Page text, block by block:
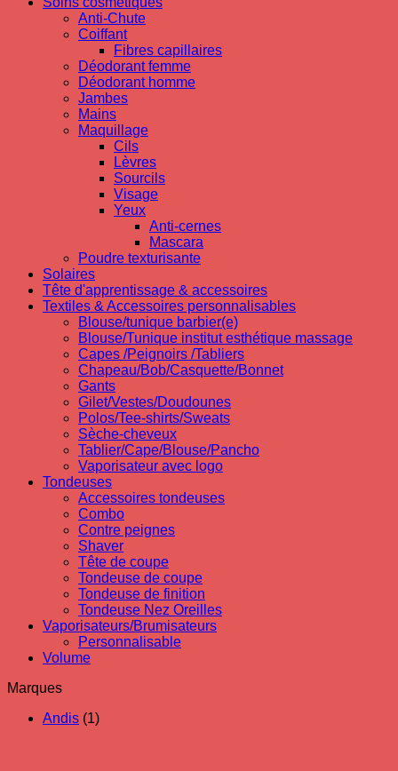
Anti-Chute
Coiffant
Fibres capillaires
Déodorant femme
Déodorant homme
Jambes
Mains
Maquillage
Cils
Lèvres
Sourcils
Visage
Yeux
Anti-cernes
Mascara
Poudre texturisante
Solaires
Tête d'apprentissage & accessoires
Textiles & Accessoires personnalisables
Blouse/tunique barbier(e)
Blouse/Tunique institut esthétique massage
Capes /Peignoirs /Tabliers
Chapeau/Bob/Casquette/Bonnet
Gants
Gilet/Vestes/Doudounes
Polos/Tee-shirts/Sweats
Sèche-cheveux
Tablier/Cape/Blouse/Pancho
Vaporisateur avec logo
Tondeuses
Accessoires tondeuses
Combo
Contre peignes
Shaver
Tête de coupe
Tondeuse de coupe
Tondeuse de finition
Tondeuse Nez Oreilles
Vaporisateurs/Brumisateurs
Personnalisable
Volume
Marques
Andis (1)